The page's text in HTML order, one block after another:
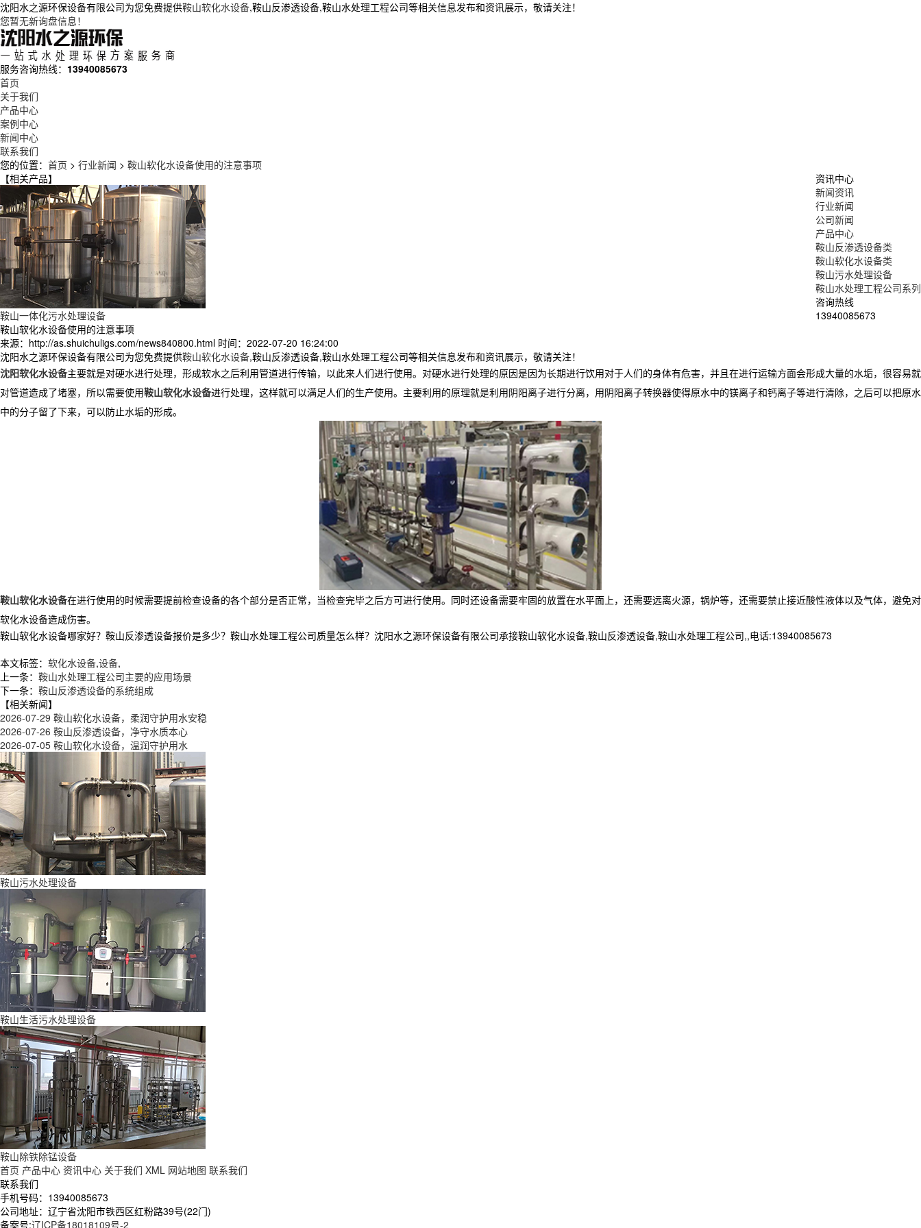
沈阳水之源环保设备有限公司为您免费提供鞍山软化水设备,鞍山反渗透设备,鞍山水处理工程公司等相关信息发布和资讯展示，敬请关注！
您暂无新询盘信息！
服务咨询热线： 13940085673
首页
关于我们
产品中心
案例中心
新闻中心
联系我们
您的位置： 首页 > 行业新闻 > 鞍山软化水设备使用的注意事项
资讯中心
新闻资讯
行业新闻
公司新闻
产品中心
鞍山反渗透设备类
鞍山软化水设备类
鞍山污水处理设备
鞍山水处理工程公司系列
咨询热线
13940085673
鞍山软化水设备使用的注意事项
来源：http://as.shuichuligs.com/news840800.html 时间：2022-07-20 16:24:00
沈阳水之源环保设备有限公司为您免费提供鞍山软化水设备,鞍山反渗透设备,鞍山水处理工程公司等相关信息发布和资讯展示，敬请关注！
沈阳软化水设备主要就是对硬水进行处理，形成软水之后利用管道进行传输，以此来人们进行使用。对硬水进行处理的原因是因为长期进行饮用对于人们的身体有危害，并且在进行运输方面会形成大量的水垢，很容易就
对管道造成了堵塞，所以需要使用鞍山软化水设备进行处理，这样就可以满足人们的生产使用。主要利用的原理就是利用阴阳离子进行分离，用阴阳离子转换器使得原水中的镁离子和钙离子等进行清除，之后可以把原水
中的分子留了下来，可以防止水垢的形成。
鞍山软化水设备在进行使用的时候需要提前检查设备的各个部分是否正常，当检查完毕之后方可进行使用。同时还设备需要牢固的放置在水平面上，还需要远离火源，锅炉等，还需要禁止接近酸性液体以及气体，避免对
软化水设备造成伤害。
鞍山软化水设备哪家好？鞍山反渗透设备报价是多少？鞍山水处理工程公司质量怎么样？沈阳水之源环保设备有限公司承接鞍山软化水设备,鞍山反渗透设备,鞍山水处理工程公司,,电话:13940085673
本文标签： 软化水设备,设备,
上一条： 鞍山水处理工程公司主要的应用场景
下一条： 鞍山反渗透设备的系统组成
【相关新闻】
2026-07-29 鞍山软化水设备，柔润守护用水安稳
2026-07-26 鞍山反渗透设备，净守水质本心
2026-07-05 鞍山软化水设备，温润守护用水
【相关产品】
鞍山一体化污水处理设备
鞍山污水处理设备
鞍山生活污水处理设备
鞍山除铁除锰设备
首页 产品中心 资讯中心 关于我们 XML 网站地图 联系我们
联系我们
手机号码：13940085673
公司地址：辽宁省沈阳市铁西区红粉路39号(22门)
备案号:辽ICP备18018109号-2